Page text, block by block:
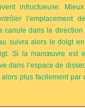
infructueuse.
l’emplacement
canule dans la direction
suivra alors le doigt
Si la manœuvre est
dans l’espace de
plus facilement